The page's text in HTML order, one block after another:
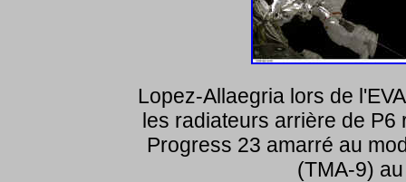
Lopez-Allaegria lors de
les radiateurs arrière de
Progress 23 amarré au
(TMA-9)